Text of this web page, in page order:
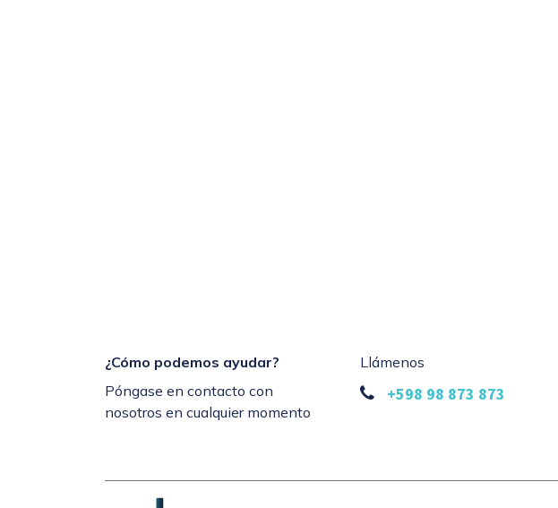
¿Cómo podemos ayudar?
Póngase en contacto con
nosotros en cualquier momento
Llámenos
+598 98 873 873